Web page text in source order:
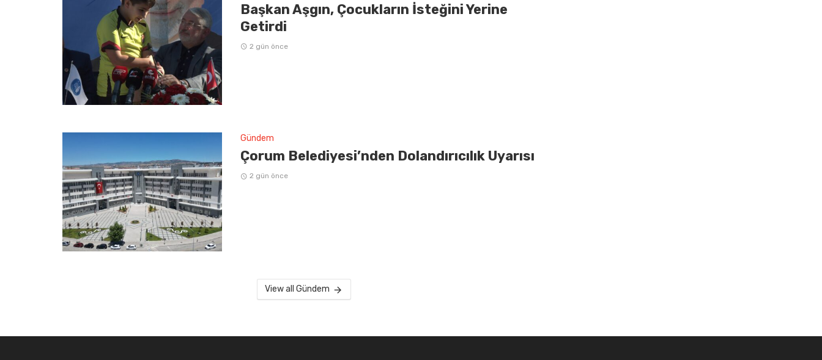
Başkan Aşgın, Çocukların İsteğini Yerine
Getirdi
2 gün önce
Gündem
Çorum Belediyesi’nden Dolandırıcılık Uyarısı
2 gün önce
View all Gündem